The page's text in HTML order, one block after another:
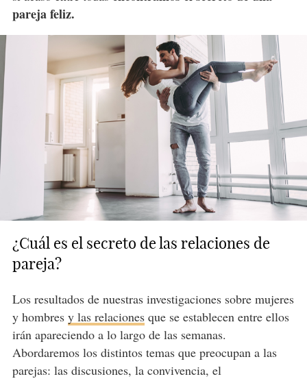
pareja feliz.
¿Cuál es el secreto de las relaciones de
pareja?
Los resultados de nuestras investigaciones sobre mujeres
y hombres y las relacionesque se establecen entre ellos
irán apareciendo a lo largo de las semanas.
Abordaremos los distintos temas que preocupan a las
parejas: las discusiones, la convivencia, el